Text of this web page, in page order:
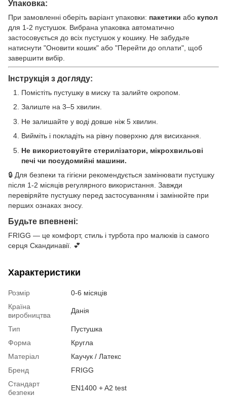
Упаковка:
При замовленні оберіть варіант упаковки: пакетики або купол
для 1-2 пустушок. Вибрана упаковка автоматично
застосовується до всіх пустушок у кошику. Не забудьте
натиснути "Оновити кошик" або "Перейти до оплати", щоб
завершити вибір.
Інструкція з догляду:
Помістіть пустушку в миску та залийте окропом.
Залиште на 3–5 хвилин.
Не залишайте у воді довше ніж 5 хвилин.
Вийміть і покладіть на рівну поверхню для висихання.
Не використовуйте стерилізатори, мікрохвильові
печі чи посудомийні машини.
🔒 Для безпеки та гігієни рекомендується замінювати пустушку
після 1-2 місяців регулярного використання. Завжди
перевіряйте пустушку перед застосуванням і замінюйте при
перших ознаках зносу.
Будьте впевнені:
FRIGG — це комфорт, стиль і турбота про малюків із самого
серця Скандинавії. 💕
Характеристики
Розмір
0-6 місяців
Країна
виробництва
Данія
Тип
Пустушка
Форма
Кругла
Матеріал
Каучук / Латекс
Бренд
FRIGG
Стандарт
безпеки
EN1400 + A2 test